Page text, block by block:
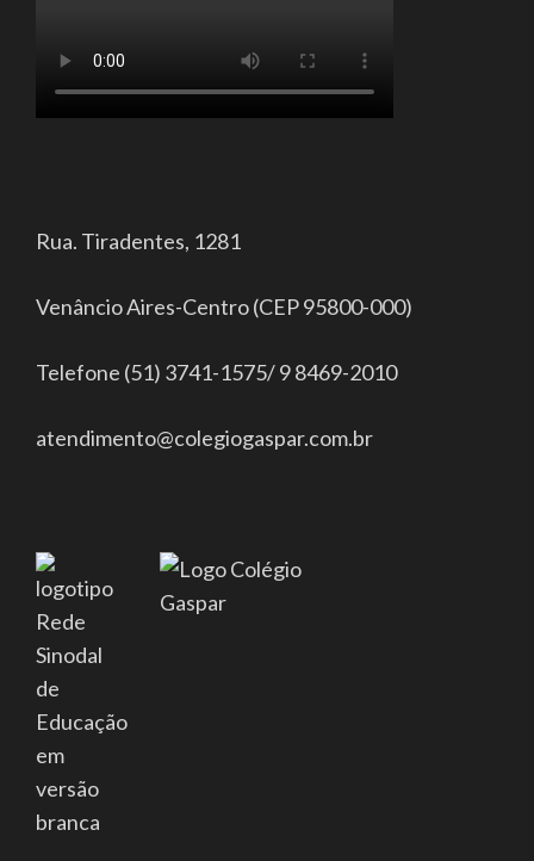
Rua. Tiradentes, 1281
Venâncio Aires-Centro (CEP 95800-000)
Telefone (51) 3741-1575/ 9 8469-2010
atendimento@colegiogaspar.com.br